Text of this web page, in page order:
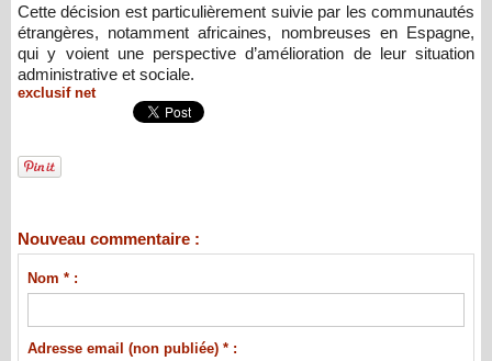
Cette décision est particulièrement suivie par les communautés
étrangères, notamment africaines, nombreuses en Espagne,
qui y voient une perspective d’amélioration de leur situation
administrative et sociale.
exclusif net
Nouveau commentaire :
Nom * :
Adresse email (non publiée) * :